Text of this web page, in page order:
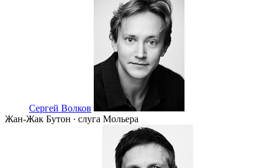
Сергей Волков
Жан-Жак Бутон ∙ слуга Мольера